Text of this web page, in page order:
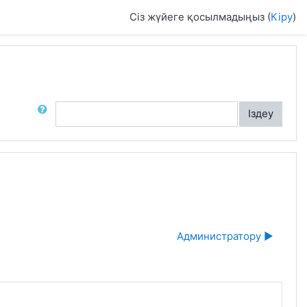
Сіз жүйеге қосылмадыңыз (Кіру)
іздеу
Іздеу
Администратору ▶︎